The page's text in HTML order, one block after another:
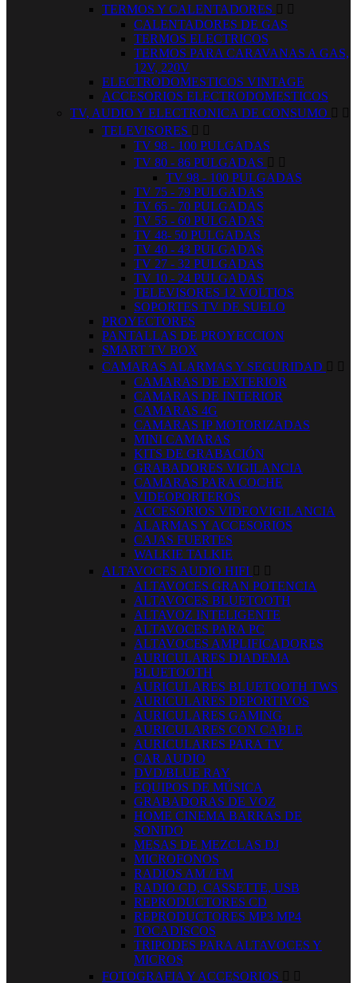
TERMOS Y CALENTADORES  
CALENTADORES DE GAS
TERMOS ELECTRICOS
TERMOS PARA CARAVANAS A GAS,
12V, 220V
ELECTRODOMESTICOS VINTAGE
ACCESORIOS ELECTRODOMESTICOS
TV, AUDIO Y ELECTRONICA DE CONSUMO  
TELEVISORES  
TV 98 - 100 PULGADAS
TV 80 - 86 PULGADAS  
TV 98 - 100 PULGADAS
TV 75 - 79 PULGADAS
TV 65 - 70 PULGADAS
TV 55 - 60 PULGADAS
TV 48- 50 PULGADAS
TV 40 - 43 PULGADAS
TV 27 - 32 PULGADAS
TV 10 - 24 PULGADAS
TELEVISORES 12 VOLTIOS
SOPORTES TV DE SUELO
PROYECTORES
PANTALLAS DE PROYECCION
SMART TV BOX
CAMARAS ALARMAS Y SEGURIDAD  
CAMARAS DE EXTERIOR
CAMARAS DE INTERIOR
CAMARAS 4G
CAMARAS IP MOTORIZADAS
MINI CAMARAS
KITS DE GRABACIÓN
GRABADORES VIGILANCIA
CAMARAS PARA COCHE
VIDEOPORTEROS
ACCESORIOS VIDEOVIGILANCIA
ALARMAS Y ACCESORIOS
CAJAS FUERTES
WALKIE TALKIE
ALTAVOCES AUDIO HIFI  
ALTAVOCES GRAN POTENCIA
ALTAVOCES BLUETOOTH
ALTAVOZ INTELIGENTE
ALTAVOCES PARA PC
ALTAVOCES AMPLIFICADORES
AURICULARES DIADEMA
BLUETOOTH
AURICULARES BLUETOOTH TWS
AURICULARES DEPORTIVOS
AURICULARES GAMING
AURICULARES CON CABLE
AURICULARES PARA TV
CAR AUDIO
DVD/BLUE RAY
EQUIPOS DE MÚSICA
GRABADORAS DE VOZ
HOME CINEMA BARRAS DE
SONIDO
MESAS DE MEZCLAS DJ
MICROFONOS
RADIOS AM / FM
RADIO CD, CASSETTE, USB
REPRODUCTORES CD
REPRODUCTORES MP3 MP4
TOCADISCOS
TRIPODES PARA ALTAVOCES Y
MICROS
FOTOGRAFIA Y ACCESORIOS  